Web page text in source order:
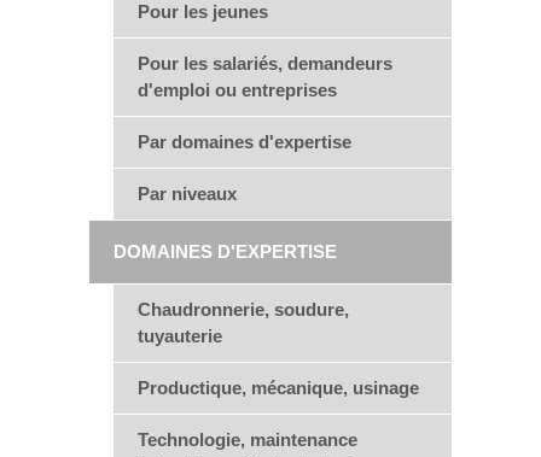
Pour les jeunes
Pour les salariés, demandeurs
d'emploi ou entreprises
Par domaines d'expertise
Par niveaux
DOMAINES D'EXPERTISE
Chaudronnerie, soudure,
tuyauterie
Productique, mécanique, usinage
Technologie, maintenance